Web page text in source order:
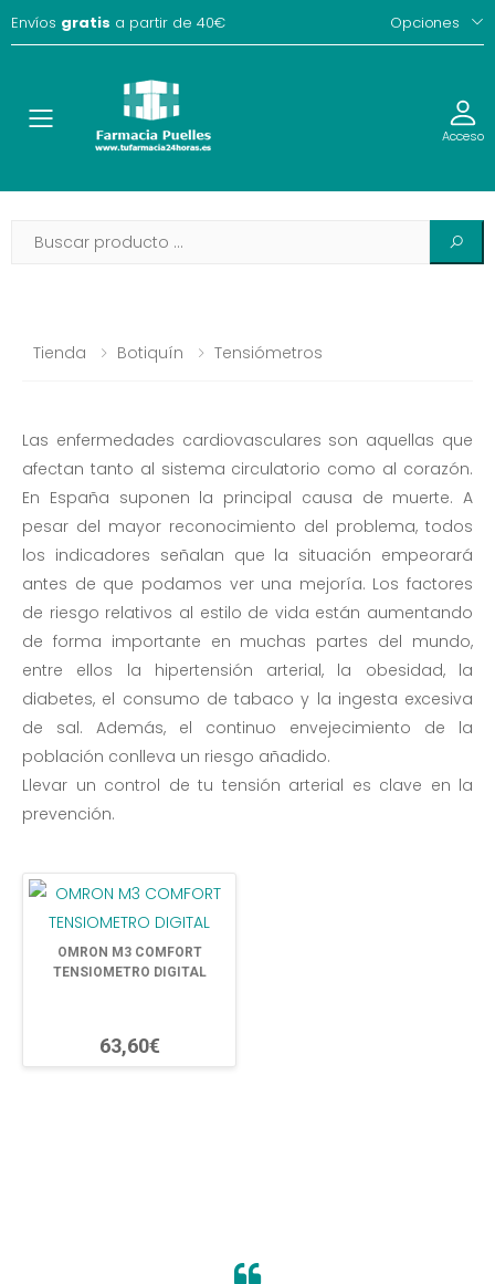
Envíos gratis a partir de 40€ Opciones
Toggle Acceso
Tienda Botiquín Tensiómetros
Las enfermedades cardiovasculares son aquellas que
afectan tanto al sistema circulatorio como al corazón.
En España suponen la principal causa de muerte. A
pesar del mayor reconocimiento del problema, todos
los indicadores señalan que la situación empeorará
antes de que podamos ver una mejoría. Los factores
de riesgo relativos al estilo de vida están aumentando
de forma importante en muchas partes del mundo,
entre ellos la hipertensión arterial, la obesidad, la
diabetes, el consumo de tabaco y la ingesta excesiva
de sal. Además, el continuo envejecimiento de la
población conlleva un riesgo añadido.
Llevar un control de tu tensión arterial es clave en la
prevención.
OMRON M3 COMFORT
TENSIOMETRO DIGITAL
63,60€